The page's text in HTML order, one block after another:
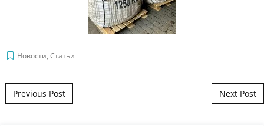
Новости, Статьи
Post navigation
Previous Post Next Post